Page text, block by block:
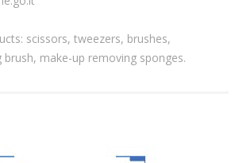
scissors, tweezers, brushes,
brush, make-up removing sponges.